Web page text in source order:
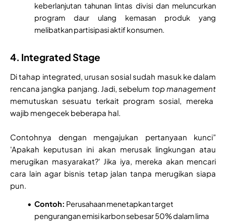
keberlanjutan tahunan lintas divisi dan meluncurkan
program daur ulang kemasan produk yang
melibatkan partisipasi aktif konsumen.
4. Integrated Stage
Di tahap integrated, urusan sosial sudah masuk ke dalam
rencana jangka panjang. Jadi, sebelum top management
memutuskan sesuatu terkait program sosial, mereka
wajib mengecek beberapa hal.
Contohnya dengan mengajukan pertanyaan kunci”
'Apakah keputusan ini akan merusak lingkungan atau
merugikan masyarakat?' Jika iya, mereka akan mencari
cara lain agar bisnis tetap jalan tanpa merugikan siapa
pun.
Contoh: Perusahaan menetapkan target
pengurangan emisi karbon sebesar 50% dalam lima